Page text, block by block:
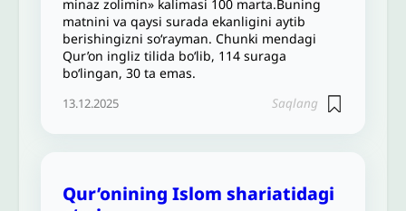
minaz zolimin» kalimasi 100 marta.Buning
matnini va qaysi surada ekanligini aytib
berishingizni so‘rayman. Chunki mendagi
Qur’on ingliz tilida bo‘lib, 114 suraga
bo‘lingan, 30 ta emas.
13.12.2025 Saqlang
Qur’onining Islom shariatidagi